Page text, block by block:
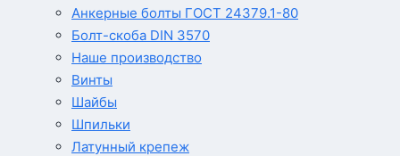
Анкерные болты ГОСТ 24379.1-80
Болт-скоба DIN 3570
Наше производство
Винты
Шайбы
Шпильки
Латунный крепеж